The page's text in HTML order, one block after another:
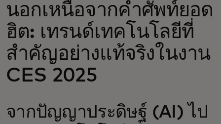
สำหรับผู้สร้างนวัตกรรม
ข่าวสารและแนวโน้ม
นอกเหนือจากคำศัพท์ยอด
ฮิต: เทรนด์เทคโนโลยีที่
สำคัญอย่างแท้จริงในงาน
CES 2025
จากปัญญาประดิษฐ์ (AI) ไป